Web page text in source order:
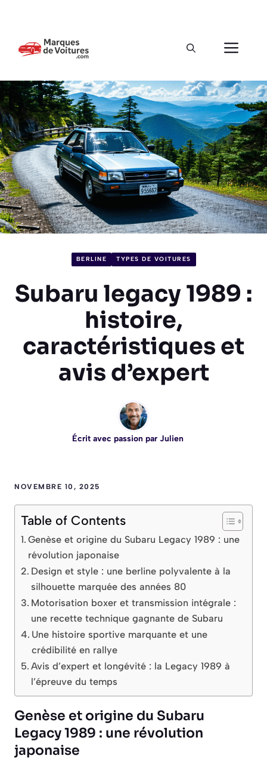
BERLINE TYPES DE VOITURES
Subaru legacy 1989 :
histoire,
caractéristiques et
avis d’expert
Écrit avec passion par Julien
NOVEMBRE 10, 2025
Table of Contents
Genèse et origine du Subaru Legacy 1989 : une
révolution japonaise
Design et style : une berline polyvalente à la
silhouette marquée des années 80
Motorisation boxer et transmission intégrale :
une recette technique gagnante de Subaru
Une histoire sportive marquante et une
crédibilité en rallye
Avis d’expert et longévité : la Legacy 1989 à
l’épreuve du temps
Genèse et origine du Subaru
Legacy 1989 : une révolution
japonaise